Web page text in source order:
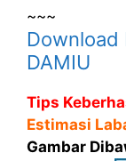
~~~
Download
DAMIU
Tips
Estimasi
Gambar